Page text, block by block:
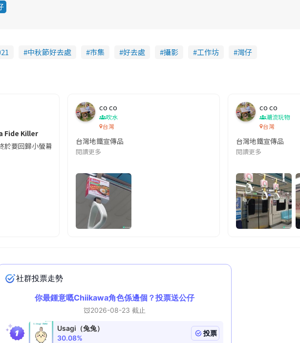
中秋節好去處 市集 好去處 攝影 工作坊 灣仔
Fide Killer
於要回歸小螢幕啦!這次的劇本改編自同名網絡漫畫,故事主軸圍繞女主角柳寶娜 —— 表面上是一
co co
吹水
台灣
台灣地鐵宣傳品
閱讀更多
co co
潮流玩物
台灣
台灣地鐵宣傳品
閱讀更多